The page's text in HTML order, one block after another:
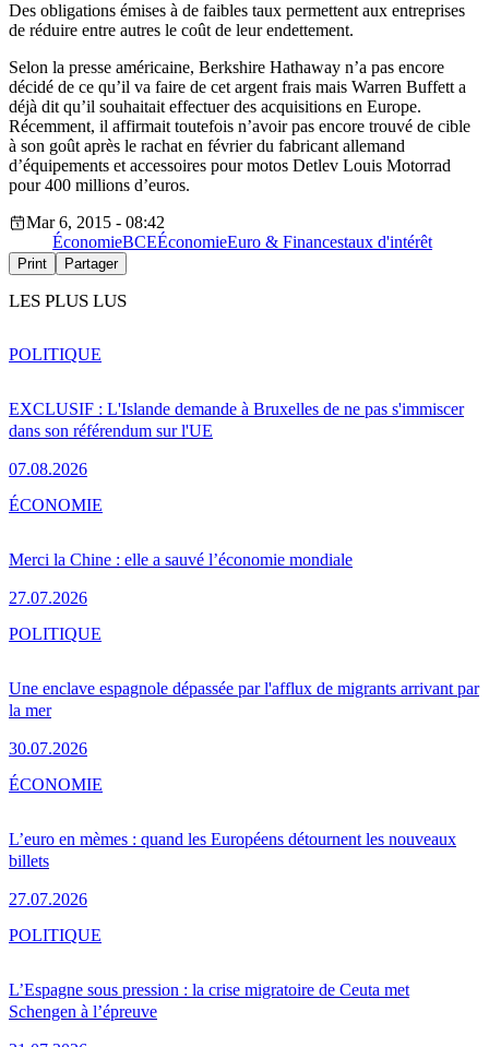
Des obligations émises à de faibles taux permettent aux entreprises
de réduire entre autres le coût de leur endettement.
Selon la presse américaine, Berkshire Hathaway n’a pas encore
décidé de ce qu’il va faire de cet argent frais mais Warren Buffett a
déjà dit qu’il souhaitait effectuerdes acquisitions en Europe.
Récemment, il affirmait toutefois n’avoirpas encore trouvé de cible
à son goût après le rachat en févrierdu fabricant allemand
d’équipements et accessoires pourmotos Detlev Louis Motorrad
pour 400 millions d’euros.
Mar 6, 2015 - 08:42
ÉconomieBCEÉconomieEuro & Financestaux d'intérêt
Print Partager
LES PLUS LUS
EXCLUSIF : L'Islande demande à Bruxelles de ne pas s'immiscer
dans son référendum sur l'UE
07.08.2026
POLITIQUE
Merci la Chine : elle a sauvé l’économie mondiale
27.07.2026
ÉCONOMIE
Une enclave espagnole dépassée par l'afflux de migrants arrivant par
la mer
30.07.2026
POLITIQUE
L’euro en mèmes : quand les Européens détournent les nouveaux
billets
27.07.2026
ÉCONOMIE
L’Espagne sous pression : la crise migratoire de Ceuta met
Schengen à l’épreuve
POLITIQUE